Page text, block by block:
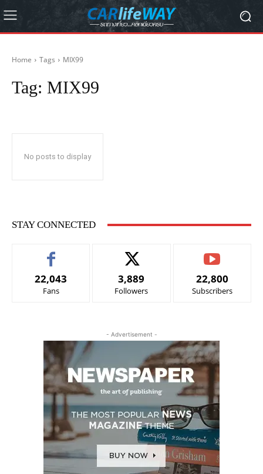
Home Tags MIX99
Tag: MIX99
No posts to display
STAY CONNECTED
22,043
Fans
3,889
Followers
22,800
Subscribers
- Advertisement -